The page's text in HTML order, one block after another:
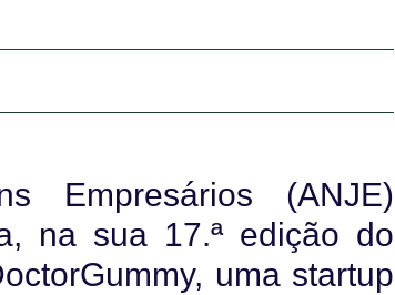
Empresários (ANJE)
na sua 17.ª edição do
uma startup